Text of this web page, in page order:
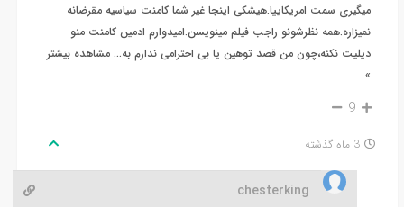
میگیری سمت امریکاییا.هیشکی اینجا غیر شما کامنت سیاسیه مقرضانه
نمیزاره.همه نظرشونو راجب فیلم مینویسن.امیدوارم ادمین کامنت منو
دیلیت نکنه،چون من قصد توهین یا بی احترامی ندارم به… مشاهده بیشتر
»
9
3 ماه گذشته
chesterking